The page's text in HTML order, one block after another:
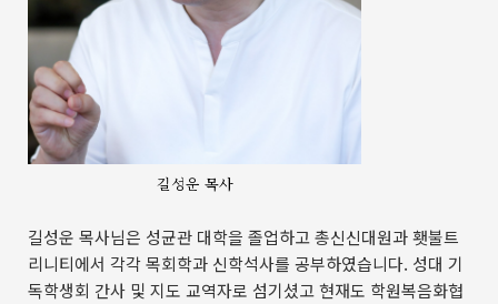
길성운 목사
길성운 목사님은 성균관 대학을 졸업하고 총신신대원과 횃불트
리니티에서 각각 목회학과 신학석사를 공부하였습니다. 성대 기
독학생회 간사 및 지도 교역자로 섬기셨고 현재도 학원복음화협